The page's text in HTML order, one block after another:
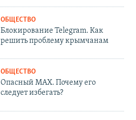
ОБЩЕСТВО
Блокирование Telegram. Как
решить проблему крымчанам
ОБЩЕСТВО
Опасный MAX. Почему его
следует избегать?